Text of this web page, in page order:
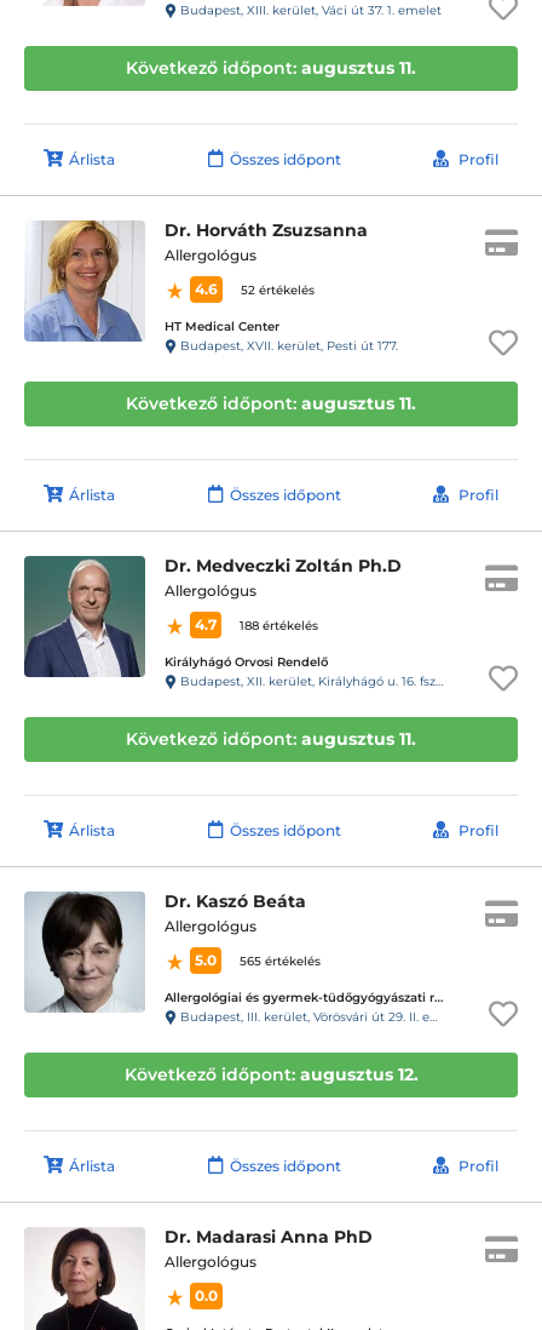
Budapest, XIII. kerület, Váci út 37. 1. emelet
Következő időpont: augusztus 11.
Árlista Összes időpont Profil
Dr. Horváth Zsuzsanna
Allergológus
4.6
52 értékelés
HT Medical Center
Budapest, XVII. kerület, Pesti út 177.
Következő időpont: augusztus 11.
Árlista Összes időpont Profil
Dr. Medveczki Zoltán Ph.D
Allergológus
4.7
188 értékelés
Királyhágó Orvosi Rendelő
Budapest, XII. kerület, Királyhágó u. 16. fszt. 4.
Következő időpont: augusztus 11.
Árlista Összes időpont Profil
Dr. Kaszó Beáta
Allergológus
5.0
565 értékelés
Allergológiai és gyermek-tüdőgyógyászati rendelő - Budapest, III. ker.
Budapest, III. kerület, Vörösvári út 29. II. em. 5.
Következő időpont: augusztus 12.
Árlista Összes időpont Profil
Dr. Madarasi Anna PhD
Allergológus
0.0